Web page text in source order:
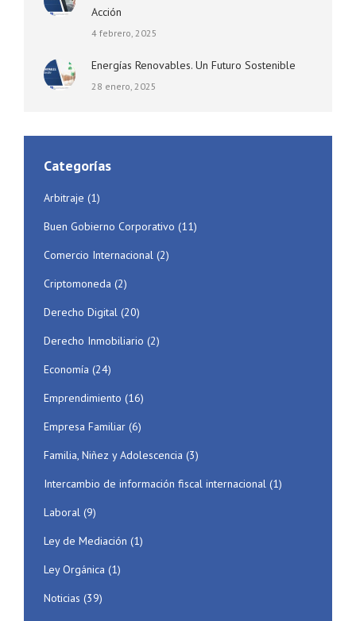
Acción
4 febrero, 2025
Energías Renovables. Un Futuro Sostenible
28 enero, 2025
Categorías
Arbitraje (1)
Buen Gobierno Corporativo (11)
Comercio Internacional (2)
Criptomoneda (2)
Derecho Digital (20)
Derecho Inmobiliario (2)
Economía (24)
Emprendimiento (16)
Empresa Familiar (6)
Familia, Niñez y Adolescencia (3)
Intercambio de información fiscal internacional (1)
Laboral (9)
Ley de Mediación (1)
Ley Orgánica (1)
Noticias (39)